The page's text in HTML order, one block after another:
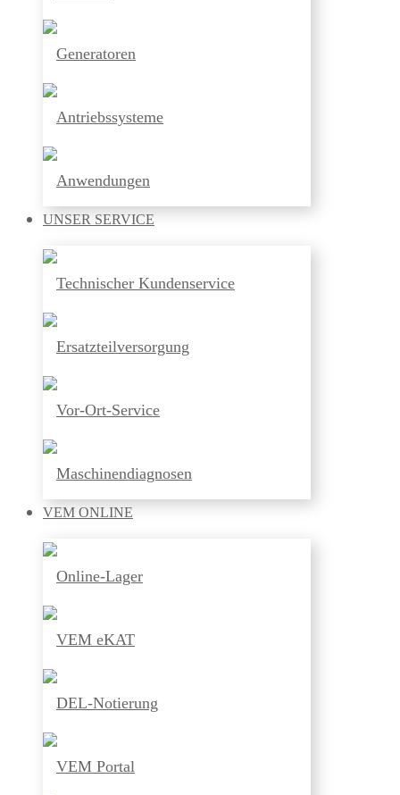
Generatoren
Antriebssysteme
Anwendungen
UNSER SERVICE
Technischer Kundenservice
Ersatzteilversorgung
Vor-Ort-Service
Maschinendiagnosen
VEM ONLINE
Online-Lager
VEM eKAT
DEL-Notierung
VEM Portal